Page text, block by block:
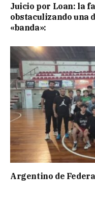
Juicio por Loan: la
obstaculizando una
«banda»:
Argentino de